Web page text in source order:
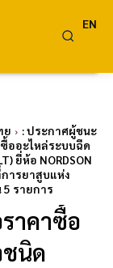
EN
ย
: ประกาศผู้ชนะ
ออะไหล่ระบบฉีด
ยี่ห้อ NORDSON
การยาสูบแห่ง
รายการ
าคาซื้อ
นิด